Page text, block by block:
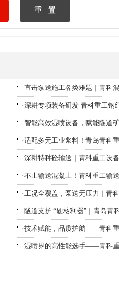
·直击泵送施工各类难题｜青科
·深耕专项装备研发 青科重工钢
· 智能高效湿喷设备，赋能隧道
·适配多元工业浆料！青岛青科
·深耕特种砼输送｜青科重工设
·不止输送混凝土！青科重工输
·工况全覆盖，泵送无压力｜青
· 隧道支护 “硬核利器”｜青岛青
·技术赋能，品质护航——青科重
·湿喷界的高性能选手——青科